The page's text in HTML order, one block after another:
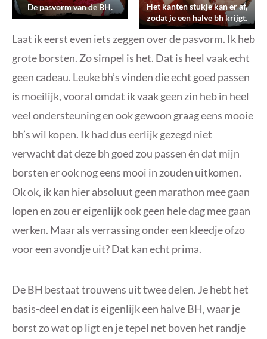
De pasvorm van de BH.
Het kanten stukje kan er af,
zodat je een halve bh krijgt.
Laat ik eerst even iets zeggen over de pasvorm. Ik heb
grote borsten. Zo simpel is het. Dat is heel vaak echt
geen cadeau. Leuke bh’s vinden die echt goed passen
is moeilijk, vooral omdat ik vaak geen zin heb in heel
veel ondersteuning en ook gewoon graag eens mooie
bh’s wil kopen. Ik had dus eerlijk gezegd niet
verwacht dat deze bh goed zou passen én dat mijn
borsten er ook nog eens mooi in zouden uitkomen.
Ok ok, ik kan hier absoluut geen marathon mee gaan
lopen en zou er eigenlijk ook geen hele dag mee gaan
werken. Maar als verrassing onder een kleedje ofzo
voor een avondje uit? Dat kan echt prima.
De BH bestaat trouwens uit twee delen. Je hebt het
basis-deel en dat is eigenlijk een halve BH, waar je
borst zo wat op ligt en je tepel net boven het randje